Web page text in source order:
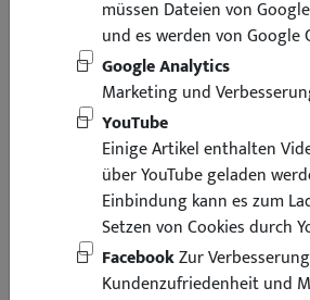
müssen Dateien von
und es werden von Google
Google Analytics
Marketing und
YouTube
Einige Artikel enthalten
über YouTube geladen
Einbindung kann es zum
Setzen von Cookies durch
FacebookZur
Kundenzufriedenheit und